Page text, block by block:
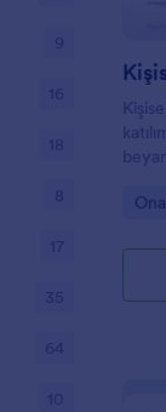
Go
9
16
18
8
17
35
64
10